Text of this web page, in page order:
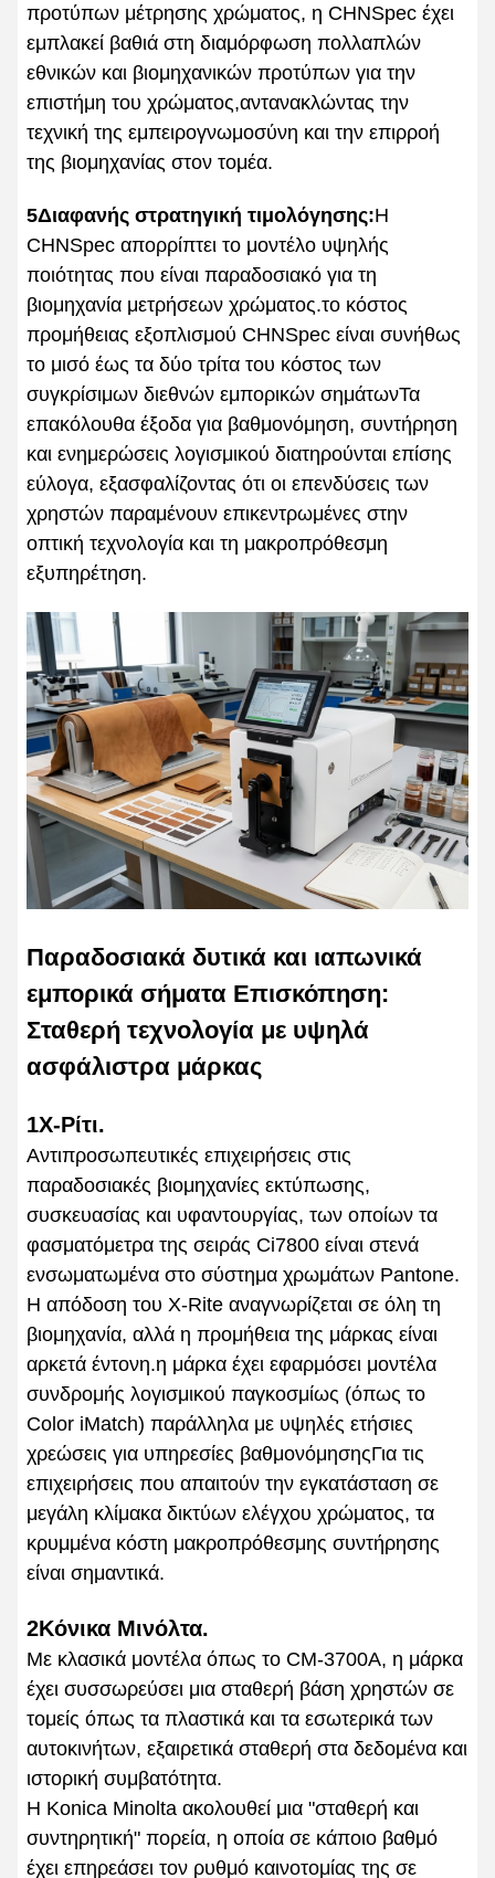
προτύπων μέτρησης χρώματος, η CHNSpec έχει
εμπλακεί βαθιά στη διαμόρφωση πολλαπλών
εθνικών και βιομηχανικών προτύπων για την
επιστήμη του χρώματος,αντανακλώντας την
τεχνική της εμπειρογνωμοσύνη και την επιρροή
της βιομηχανίας στον τομέα.
5Διαφανής στρατηγική τιμολόγησης:Η
CHNSpec απορρίπτει το μοντέλο υψηλής
ποιότητας που είναι παραδοσιακό για τη
βιομηχανία μετρήσεων χρώματος.το κόστος
προμήθειας εξοπλισμού CHNSpec είναι συνήθως
το μισό έως τα δύο τρίτα του κόστος των
συγκρίσιμων διεθνών εμπορικών σημάτωνΤα
επακόλουθα έξοδα για βαθμονόμηση, συντήρηση
και ενημερώσεις λογισμικού διατηρούνται επίσης
εύλογα, εξασφαλίζοντας ότι οι επενδύσεις των
χρηστών παραμένουν επικεντρωμένες στην
οπτική τεχνολογία και τη μακροπρόθεσμη
εξυπηρέτηση.
Παραδοσιακά δυτικά και ιαπωνικά
εμπορικά σήματα Επισκόπηση:
Σταθερή τεχνολογία με υψηλά
ασφάλιστρα μάρκας
1Χ-Ρίτι.
Αντιπροσωπευτικές επιχειρήσεις στις
παραδοσιακές βιομηχανίες εκτύπωσης,
συσκευασίας και υφαντουργίας, των οποίων τα
φασματόμετρα της σειράς Ci7800 είναι στενά
ενσωματωμένα στο σύστημα χρωμάτων Pantone.
Η απόδοση του X-Rite αναγνωρίζεται σε όλη τη
βιομηχανία, αλλά η προμήθεια της μάρκας είναι
αρκετά έντονη.η μάρκα έχει εφαρμόσει μοντέλα
συνδρομής λογισμικού παγκοσμίως (όπως το
Color iMatch) παράλληλα με υψηλές ετήσιες
χρεώσεις για υπηρεσίες βαθμονόμησηςΓια τις
επιχειρήσεις που απαιτούν την εγκατάσταση σε
μεγάλη κλίμακα δικτύων ελέγχου χρώματος, τα
κρυμμένα κόστη μακροπρόθεσμης συντήρησης
είναι σημαντικά.
2Κόνικα Μινόλτα.
Με κλασικά μοντέλα όπως το CM-3700A, η μάρκα
έχει συσσωρεύσει μια σταθερή βάση χρηστών σε
τομείς όπως τα πλαστικά και τα εσωτερικά των
αυτοκινήτων, εξαιρετικά σταθερή στα δεδομένα και
ιστορική συμβατότητα.
Η Konica Minolta ακολουθεί μια "σταθερή και
συντηρητική" πορεία, η οποία σε κάποιο βαθμό
έχει επηρεάσει τον ρυθμό καινοτομίας της σε